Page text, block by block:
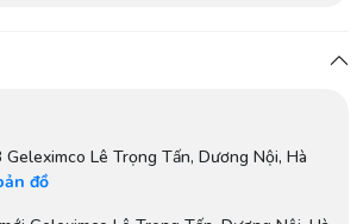
Lê Trọng Tấn, Dương Nội, Hà
đồ